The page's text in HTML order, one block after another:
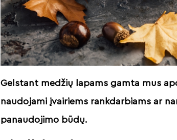
Gelstant medžių lapams gamta mus
naudojami įvairiems rankdarbiams ar
panaudojimo būdų.